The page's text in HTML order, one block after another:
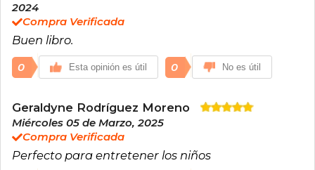
2024
Compra Verificada
Buen libro.
0 Esta opinión es útil 0 No es útil
Geraldyne Rodríguez Moreno
Miércoles 05 de Marzo, 2025
Compra Verificada
Perfecto para entretener los niños